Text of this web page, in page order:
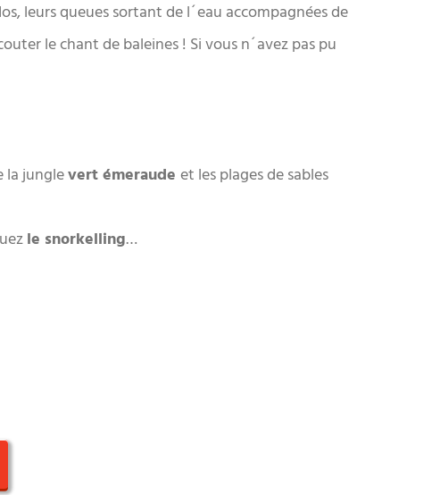
leurs queues sortant de l´eau accompagnées de
le chant de baleines ! Si vous n´avez pas pu
la junglevert émeraude et les plages de sables
le snorkelling…